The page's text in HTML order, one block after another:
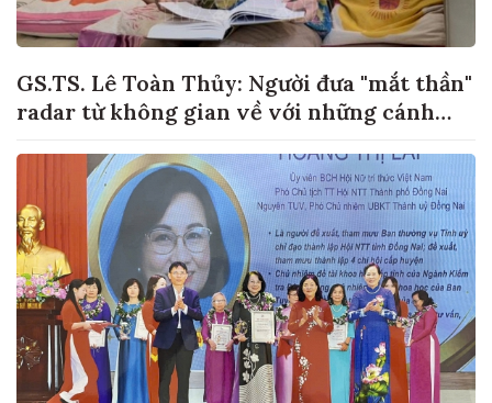
GS.TS. Lê Toàn Thủy: Người đưa "mắt thần"
radar từ không gian về với những cánh